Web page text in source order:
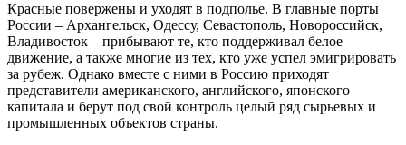
Красные повержены и уходят в подполье. В главные порты
России – Архангельск, Одессу, Севастополь, Новороссийск,
Владивосток – прибывают те, кто поддерживал белое
движение, а также многие из тех, кто уже успел эмигрировать
за рубеж. Однако вместе с ними в Россию приходят
представители американского, английского, японского
капитала и берут под свой контроль целый ряд сырьевых и
промышленных объектов страны.